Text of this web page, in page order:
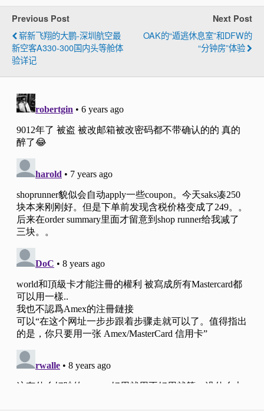
Previous Post
崭新飞翔的大鹏-深圳航空最
新空客A330-300国内头等舱体
验详记
Next Post
OAK的“遁逃休息室”和DFW的
“分钟房”体验